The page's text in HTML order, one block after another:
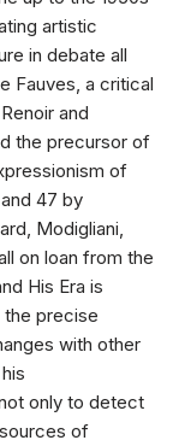
artistic
in debate all
Fauves, a critical
and
the precursor of
of
47 by
Modigliani,
on loan from the
His Era is
the precise
with other
only to detect
of